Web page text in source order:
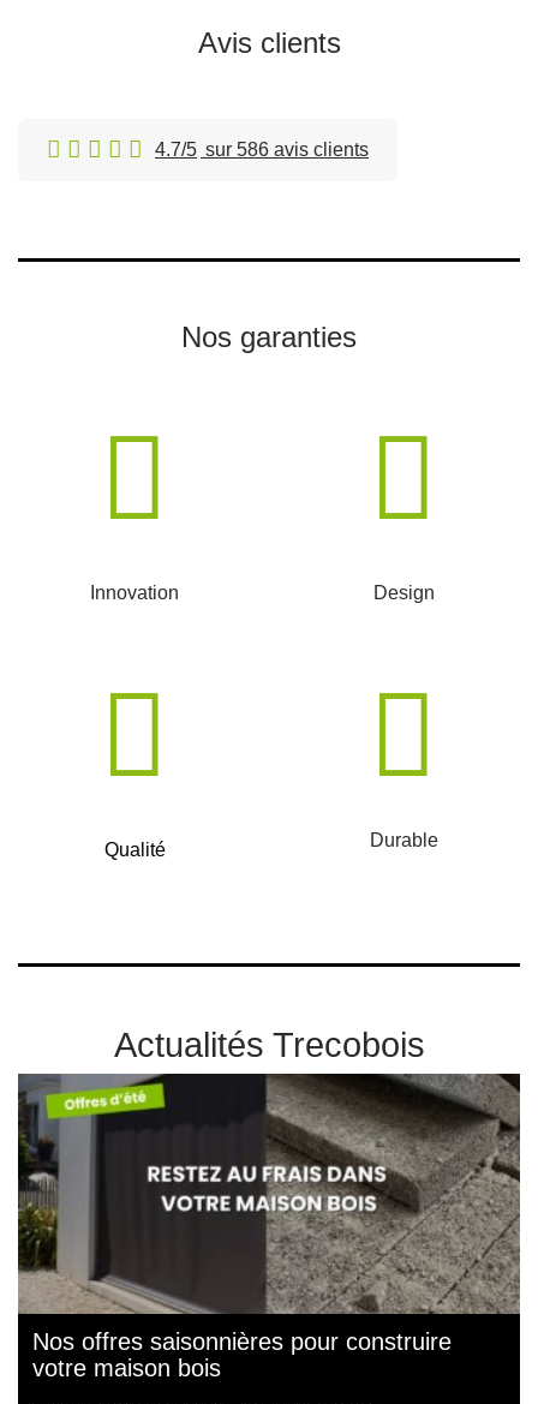
Avis clients
4.7/5 sur 586 avis clients
Nos garanties
Innovation Design
Qualité Durable
Actualités Trecobois
Nos offres saisonnières pour construire
votre maison bois